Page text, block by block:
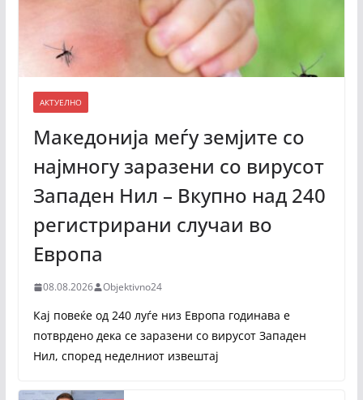
АКТУЕЛНО
Македонија меѓу земјите со
најмногу заразени со вирусот
Западен Нил – Вкупно над 240
регистрирани случаи во
Европа
08.08.2026 Objektivno24
Кај повеќе од 240 луѓе низ Европа годинава е
потврдено дека се заразени со вирусот Западен
Нил, според неделниот извештај